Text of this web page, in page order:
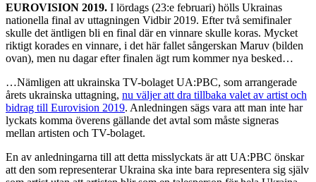
EUROVISION 2019. I lördags (23:e februari) hölls Ukrainas
nationella final av uttagningen Vidbir 2019. Efter två semifinaler
skulle det äntligen bli en final där en vinnare skulle koras. Mycket
riktigt korades en vinnare, i det här fallet sångerskan Maruv (bilden
ovan), men nu dagar efter finalen ägt rum kommer nya besked…
…Nämligen att ukrainska TV-bolaget UA:PBC, som arrangerade
årets ukrainska uttagning, nu väljer att dra tillbaka valet av artist och
bidrag till Eurovision 2019. Anledningen sägs vara att man inte har
lyckats komma överens gällande det avtal som måste signeras
mellan artisten och TV-bolaget.
En av anledningarna till att detta misslyckats är att UA:PBC önskar
att den som representerar Ukraina ska inte bara representera sig själv